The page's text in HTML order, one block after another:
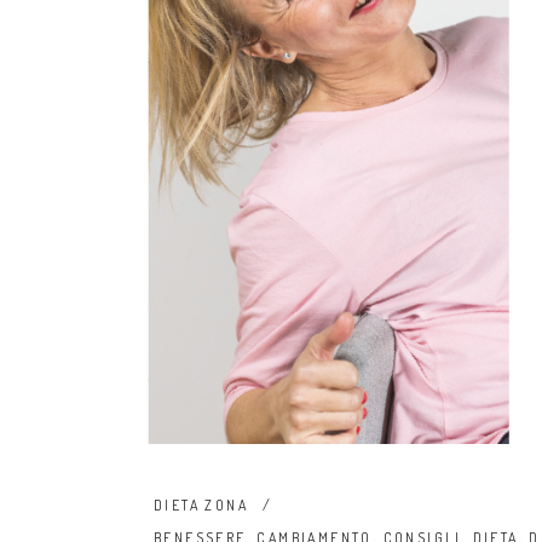
DIETA ZONA
BENESSERE , CAMBIAMENTO , CONSIGLI , DIETA,